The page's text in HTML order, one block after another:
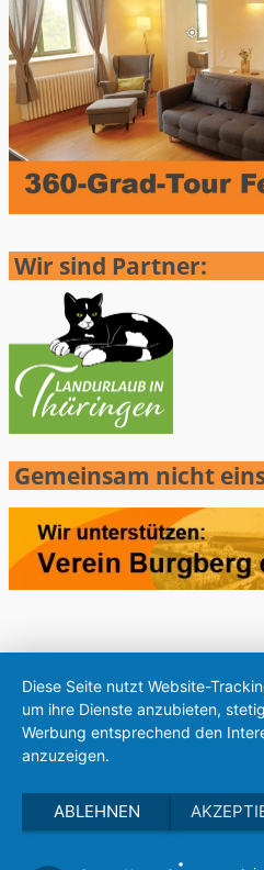
Wir sind Partner:
Gemeinsam nicht
Diese Seite nutzt Website-
um ihre Dienste anzubieten,
Werbung entsprechend den
anzuzeigen.
ABLEHNEN